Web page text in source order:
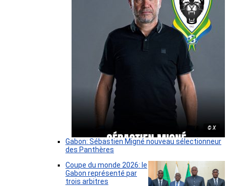
© X
Gabon: Sébastien Migné nouveau sélectionneur
des Panthères
Coupe du monde 2026: le
Gabon représenté par
trois arbitres